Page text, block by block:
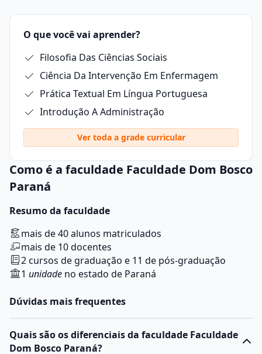
O que você vai aprender?
Filosofia Das Ciências Sociais
Ciência Da Intervenção Em Enfermagem
Prática Textual Em Língua Portuguesa
Introdução A Administração
Ver toda a grade curricular
Como é a faculdade Faculdade Dom Bosco
Paraná
Resumo da faculdade
mais de 40 alunos matriculados
mais de 10 docentes
2 cursos de graduação e 11 de pós-graduação
1 unidade no estado de Paraná
Dúvidas mais frequentes
Quais são os diferenciais da faculdade Faculdade
Dom Bosco Paraná?